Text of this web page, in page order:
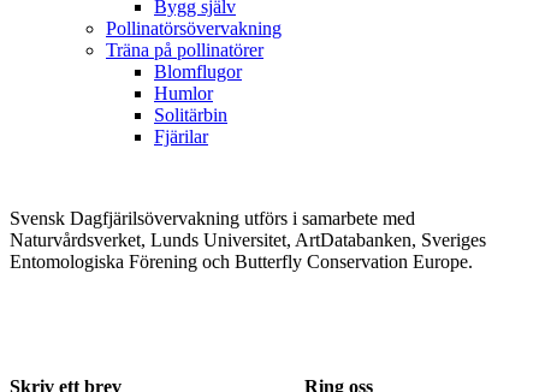
Bygg själv
Pollinatörsövervakning
Träna på pollinatörer
Blomflugor
Humlor
Solitärbin
Fjärilar
Svensk Dagfjärilsövervakning utförs i samarbete med
Naturvårdsverket, Lunds Universitet, ArtDatabanken, Sveriges
Entomologiska Förening och Butterfly Conservation Europe.
Skriv ett brev Ring oss